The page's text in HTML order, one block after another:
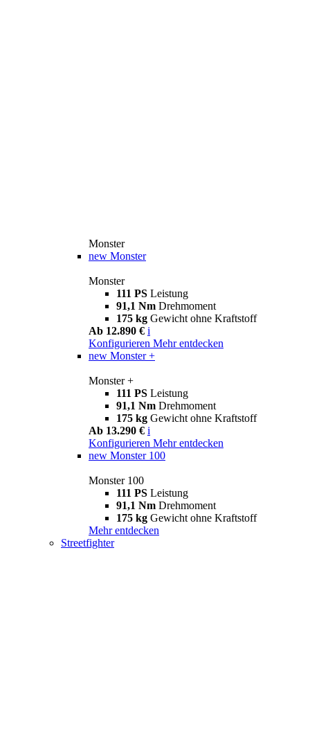
Monster
new Monster
Monster
111 PS Leistung
91,1 Nm Drehmoment
175 kg Gewicht ohne Kraftstoff
Ab 12.890 € i
Konfigurieren Mehr entdecken
new Monster +
Monster +
111 PS Leistung
91,1 Nm Drehmoment
175 kg Gewicht ohne Kraftstoff
Ab 13.290 € i
Konfigurieren Mehr entdecken
new Monster 100
Monster 100
111 PS Leistung
91,1 Nm Drehmoment
175 kg Gewicht ohne Kraftstoff
Mehr entdecken
Streetfighter